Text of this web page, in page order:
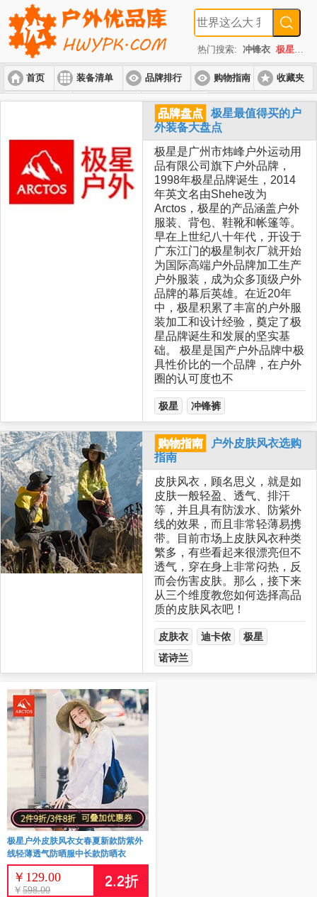
热门搜索: 冲锋衣 极星
首页 装备清单 品牌排行 购物指南
入门套装 进阶套装 高端套装
收藏夹
品牌盘点
极星最值得买的户
外装备大盘点
极星是广州市炜峰户外运动用
品有限公司旗下户外品牌，
1998年极星品牌诞生，2014
年英文名由Shehe改为
Arctos，极星的产品涵盖户外
服装、背包、鞋靴和帐篷等。
早在上世纪八十年代，开设于
广东江门的极星制衣厂就开始
为国际高端户外品牌加工生产
户外服装，成为众多顶级户外
品牌的幕后英雄。在近20年
中，极星积累了丰富的户外服
装加工和设计经验，奠定了极
星品牌诞生和发展的坚实基
础。 极星是国产户外品牌中极
具性价比的一个品牌，在户外
圈的认可度也不
极星 冲锋裤
购物指南
户外皮肤风衣选购
指南
皮肤风衣，顾名思义，就是如
皮肤一般轻盈、透气、排汗
等，并且具有防泼水、防紫外
线的效果，而且非常轻薄易携
带。目前市场上皮肤风衣种类
繁多，有些看起来很漂亮但不
透气，穿在身上非常闷热，反
而会伤害皮肤。那么，接下来
从三个维度教您如何选择高品
质的皮肤风衣吧！
皮肤衣 迪卡侬
极星
诺诗兰
极星户外皮肤风衣女春夏新款防紫外
线轻薄透气防晒服中长款防晒衣
￥ 129.00
￥ 598.00
2.2折